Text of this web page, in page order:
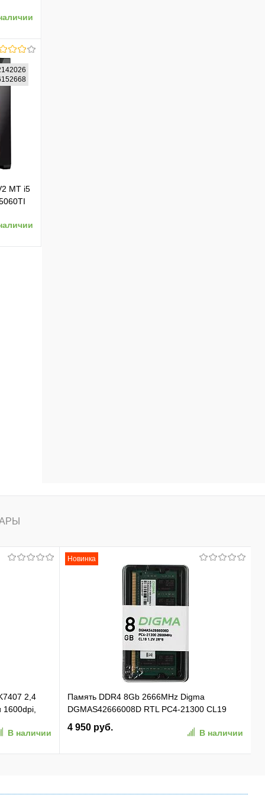
MT i5
2,4
1600dpi,
В наличии
Новинка
Память DDR4 8Gb 2666MHz Digma
DGMAS42666008D RTL PC4-21300 CL19
SO-DIMM 260-pin 1.2В dual rank Ret
4 950 руб.
В наличии